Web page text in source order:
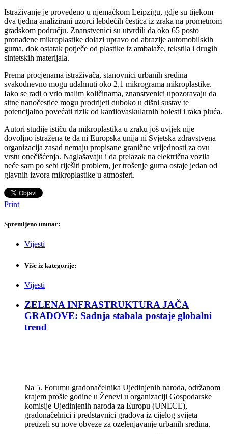
Istraživanje je provedeno u njemačkom Leipzigu, gdje su tijekom
dva tjedna analizirani uzorci lebdećih čestica iz zraka na prometnom
gradskom području. Znanstvenici su utvrdili da oko 65 posto
pronađene mikroplastike dolazi upravo od abrazije automobilskih
guma, dok ostatak potječe od plastike iz ambalaže, tekstila i drugih
sintetskih materijala.
Prema procjenama istraživača, stanovnici urbanih sredina
svakodnevno mogu udahnuti oko 2,1 mikrograma mikroplastike.
Iako se radi o vrlo malim količinama, znanstvenici upozoravaju da
sitne nanočestice mogu prodrijeti duboko u dišni sustav te
potencijalno povećati rizik od kardiovaskularnih bolesti i raka pluća.
Autori studije ističu da mikroplastika u zraku još uvijek nije
dovoljno istražena te da ni Europska unija ni Svjetska zdravstvena
organizacija zasad nemaju propisane granične vrijednosti za ovu
vrstu onečišćenja. Naglašavaju i da prelazak na električna vozila
neće sam po sebi riješiti problem, jer trošenje guma ostaje jedan od
glavnih izvora mikroplastike u atmosferi.
Print
Spremljeno unutar:
Vijesti
Više iz kategorije:
Vijesti
ZELENA INFRASTRUKTURA JAČA
GRADOVE: Sadnja stabala postaje globalni
trend
Na 5. Forumu gradonačelnika Ujedinjenih naroda, održanom
krajem prošle godine u Ženevi u organizaciji Gospodarske
komisije Ujedinjenih naroda za Europu (UNECE),
gradonačelnici i predstavnici gradova iz cijelog svijeta
preuzeli su nove obveze za ozelenjavanje urbanih sredina.